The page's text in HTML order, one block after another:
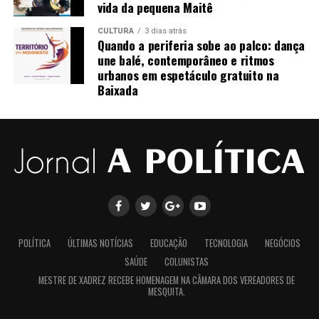
investimentos em projetos culturais voltados às
juventudes periféricas, oferecendo acesso à formação
artística e incentivando novos protagonistas da cultura
brasileira.
Com classificação livre, o evento é uma excelente opção
poderão prestigiar apresentações de alto nível sem
vida da pequena Maitê
CULTURA 3 dias atrás
Quando a periferia sobe ao palco: dança
une balé, contemporâneo e ritmos
urbanos em espetáculo gratuito na
Baixada
POLÍTICA ÚLTIMAS NOTÍCIAS EDUCAÇÃO TECNOLOGIA
NEGÓCIOS
SAÚDE
COLUNISTAS
MESTRE DE XADREZ RECEBE HOMENAGEM NA CÂMARA DOS VEREADORES DE
MESQUITA.